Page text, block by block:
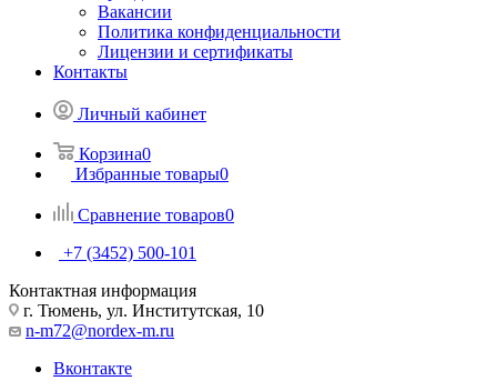
Вакансии
Политика конфиденциальности
Лицензии и сертификаты
Контакты
Личный кабинет
Корзина0
Избранные товары0
Сравнение товаров0
+7 (3452) 500-101
Контактная информация
г. Тюмень, ул. Институтская, 10
n-m72@nordex-m.ru
Вконтакте